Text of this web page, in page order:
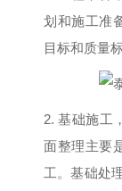
划和施工准
目标和质量
2.基础施工 ，
面整理主要
工。基础处